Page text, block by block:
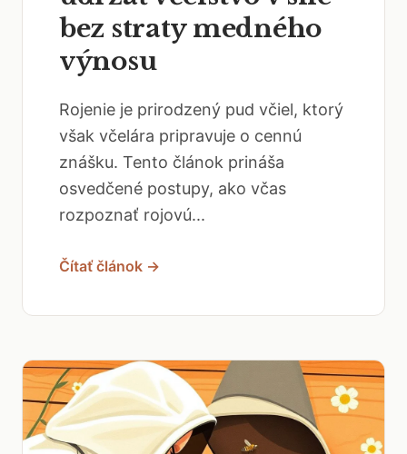
bez straty medného
výnosu
Rojenie je prirodzený pud včiel, ktorý
však včelára pripravuje o cennú
znášku. Tento článok prináša
osvedčené postupy, ako včas
rozpoznať rojovú...
Čítať článok →